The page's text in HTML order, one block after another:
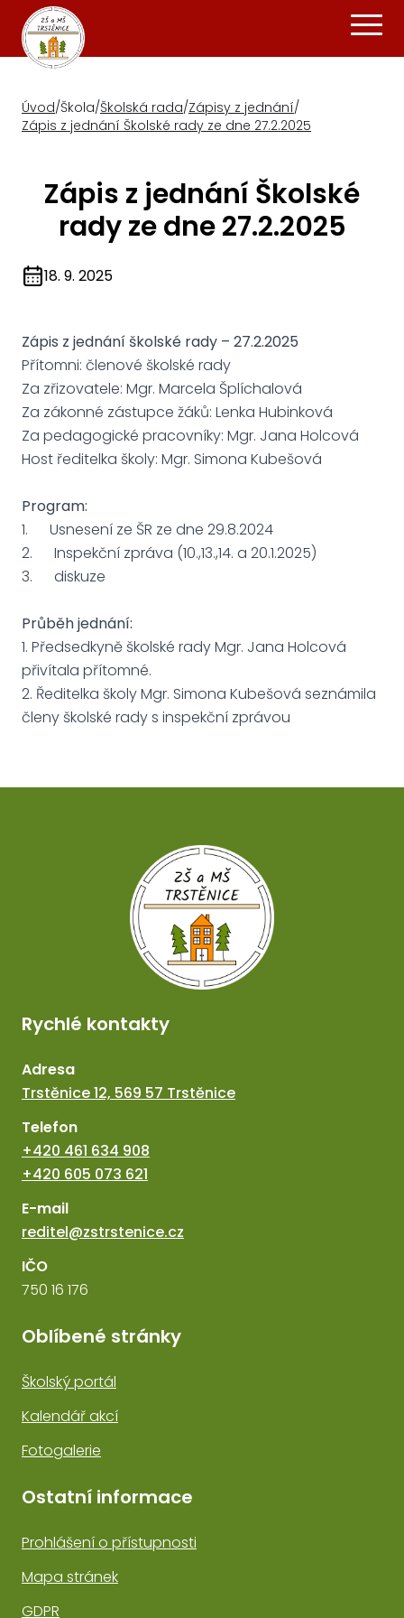
Úvod/Škola/Školská rada/Zápisy z jednání/
Zápis z jednání Školské rady ze dne 27.2.2025
Zápis z jednání Školské
rady ze dne 27.2.2025
18. 9. 2025
Zápis z jednání školské rady – 27.2.2025
Přítomni: členové školské rady
Za zřizovatele: Mgr. Marcela Šplíchalová
Za zákonné zástupce žáků: Lenka Hubinková
Za pedagogické pracovníky: Mgr. Jana Holcová
Host ředitelka školy: Mgr. Simona Kubešová
Program:
1. Usnesení ze ŠR ze dne 29.8.2024
2. Inspekční zpráva (10.,13.,14. a 20.1.2025)
3. diskuze
Průběh jednání:
1. Předsedkyně školské rady Mgr. Jana Holcová
přivítala přítomné.
2. Ředitelka školy Mgr. Simona Kubešová seznámila
členy školské rady s inspekční zprávou
Rychlé kontakty
Adresa
Trstěnice 12, 569 57 Trstěnice
Telefon
+420 461 634 908
+420 605 073 621
E-mail
reditel@zstrstenice.cz
IČO
750 16 176
Oblíbené stránky
Školský portál
Kalendář akcí
Fotogalerie
Ostatní informace
Prohlášení o přístupnosti
Mapa stránek
GDPR